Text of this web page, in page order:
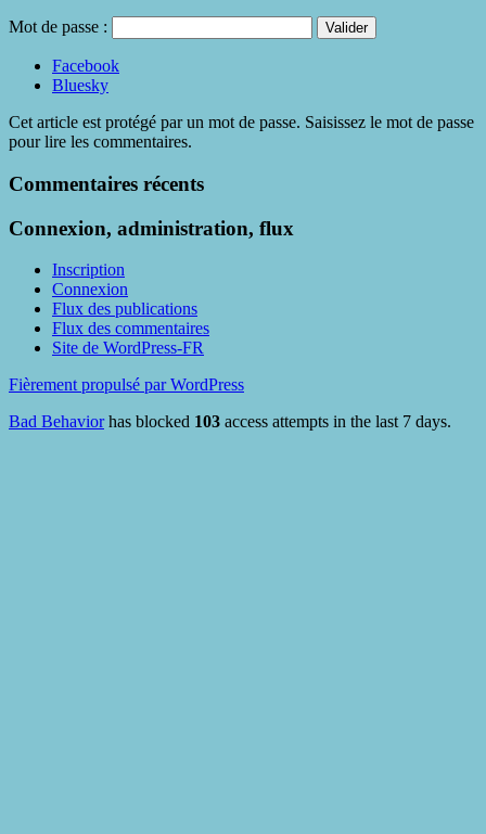
Mot de passe :
Partager
"Protégé :
Doc
Facebook
Bluesky
Cet article est protégé par un mot de passe. Saisissez le mot de passe
pour lire les commentaires.
Commentaires récents
Connexion, administration, flux
Inscription
Connexion
Flux des publications
Flux des commentaires
Site de WordPress-FR
Fièrement propulsé par WordPress
Bad Behaviorhas blocked 103 access attempts in the last 7 days.